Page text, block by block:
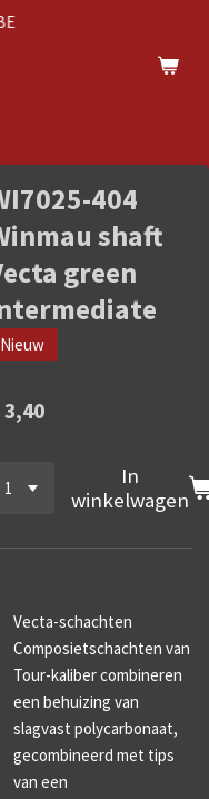
404
shaft
green
Nieuw
3,40
In
winkelwagen
Vecta-schachten
Composietschachten van
Tour-kaliber combineren
een behuizing van
slagvast polycarbonaat,
gecombineerd met tips
van een